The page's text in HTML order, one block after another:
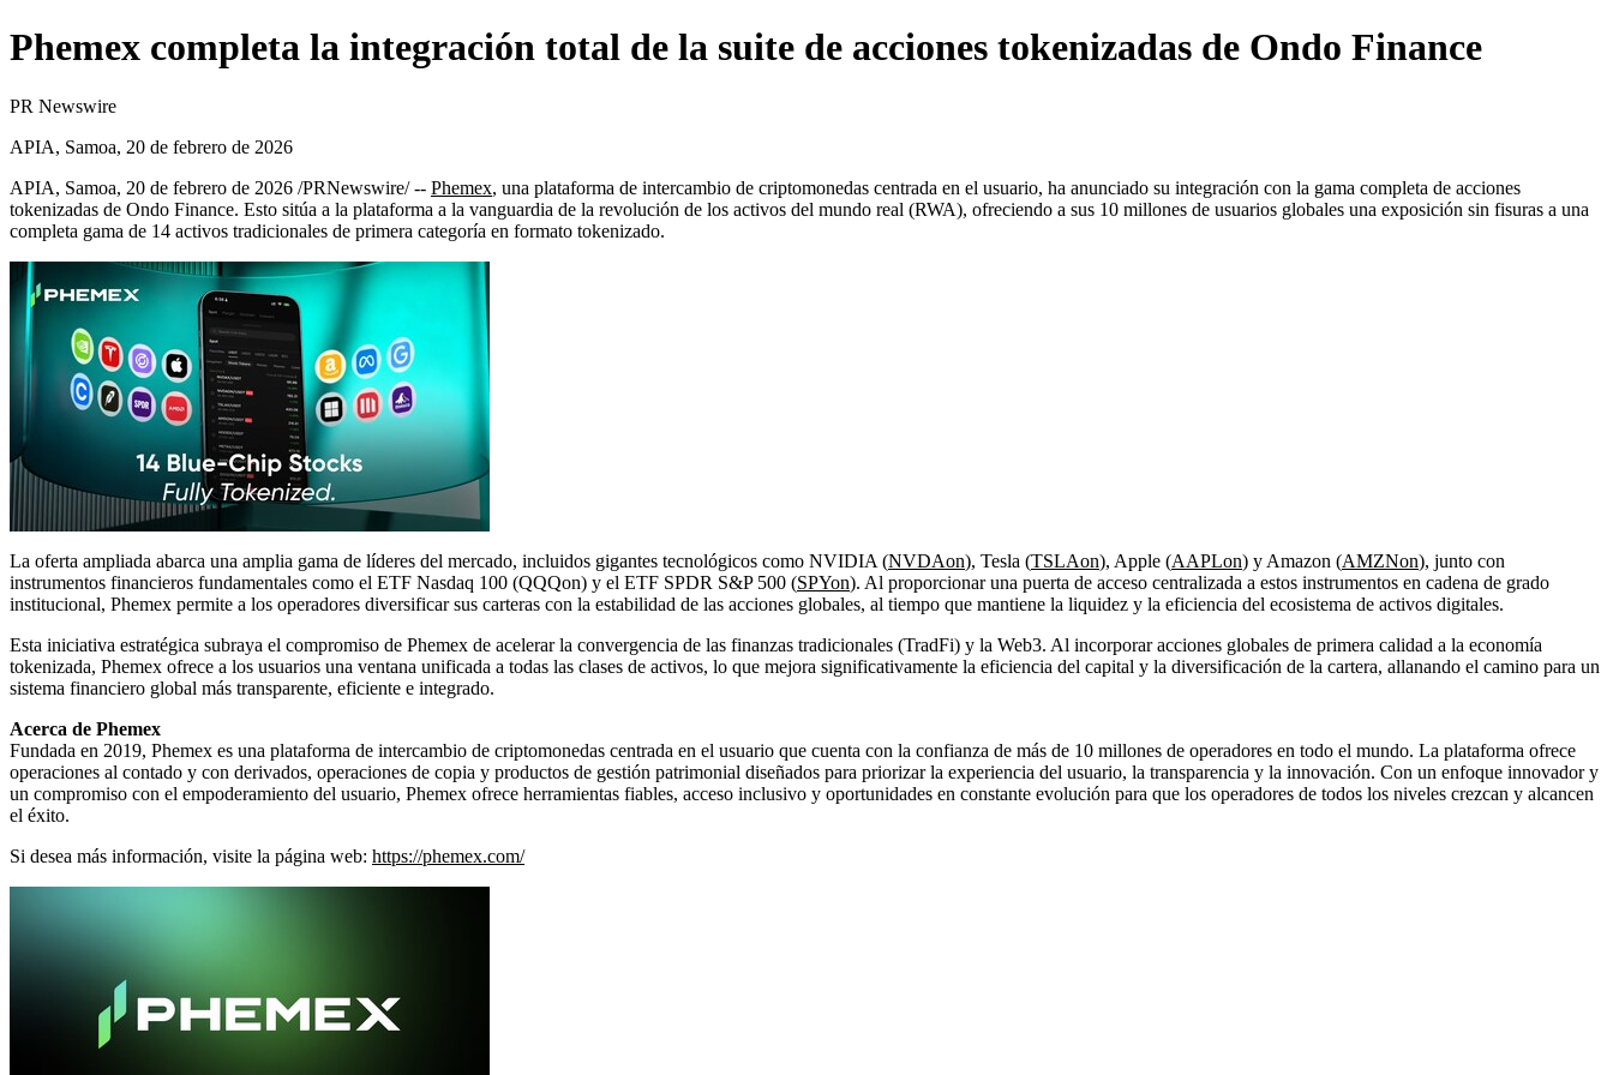
Phemex completa la integración total de la suite de acciones tokenizadas de Ondo Finance
PR Newswire
APIA, Samoa, 20 de febrero de 2026
APIA, Samoa, 20 de febrero de 2026 /PRNewswire/ -- Phemex, una plataforma de intercambio de criptomonedas centrada en el usuario, ha anunciado su integración con la gama completa de acciones
tokenizadas de Ondo Finance. Esto sitúa a la plataforma a la vanguardia de la revolución de los activos del mundo real (RWA), ofreciendo a sus 10 millones de usuarios globales una exposición sin fisuras a una
completa gama de 14 activos tradicionales de primera categoría en formato tokenizado.
La oferta ampliada abarca una amplia gama de líderes del mercado, incluidos gigantes tecnológicos como NVIDIA (NVDAon), Tesla (TSLAon), Apple (AAPLon) y Amazon (AMZNon), junto con
instrumentos financieros fundamentales como el ETF Nasdaq 100 (QQQon) y el ETF SPDR S&P 500 (SPYon). Al proporcionar una puerta de acceso centralizada a estos instrumentos en cadena de grado
institucional, Phemex permite a los operadores diversificar sus carteras con la estabilidad de las acciones globales, al tiempo que mantiene la liquidez y la eficiencia del ecosistema de activos digitales.
Esta iniciativa estratégica subraya el compromiso de Phemex de acelerar la convergencia de las finanzas tradicionales (TradFi) y la Web3. Al incorporar acciones globales de primera calidad a la economía
tokenizada, Phemex ofrece a los usuarios una ventana unificada a todas las clases de activos, lo que mejora significativamente la eficiencia del capital y la diversificación de la cartera, allanando el camino para un
sistema financiero global más transparente, eficiente e integrado.
Acerca de Phemex
Fundada en 2019, Phemex es una plataforma de intercambio de criptomonedas centrada en el usuario que cuenta con la confianza de más de 10 millones de operadores en todo el mundo. La plataforma ofrece
operaciones al contado y con derivados, operaciones de copia y productos de gestión patrimonial diseñados para priorizar la experiencia del usuario, la transparencia y la innovación. Con un enfoque innovador y
un compromiso con el empoderamiento del usuario, Phemex ofrece herramientas fiables, acceso inclusivo y oportunidades en constante evolución para que los operadores de todos los niveles crezcan y alcancen
el éxito.
Si desea más información, visite la página web: https://phemex.com/